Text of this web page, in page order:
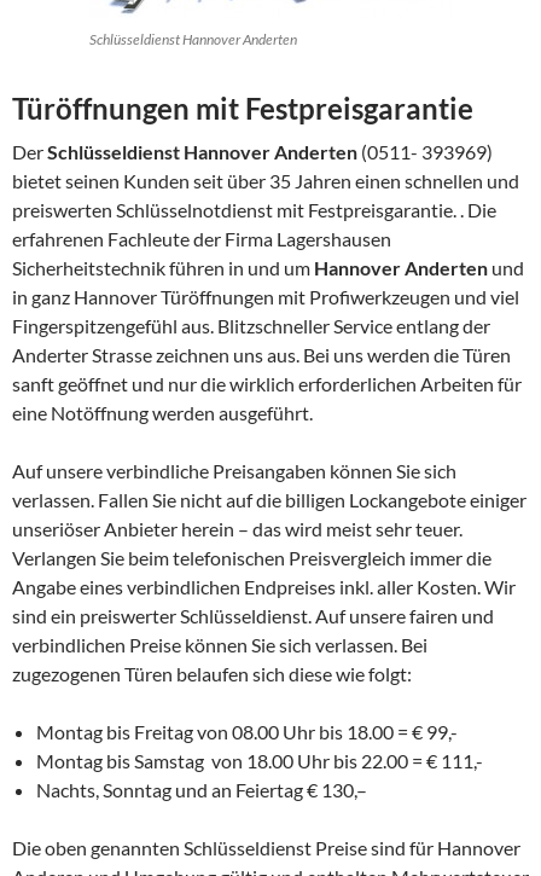
Schlüsseldienst Hannover Anderten
Türöffnungen mit Festpreisgarantie
DerSchlüsseldienst Hannover Anderten (0511- 393969)
bietet seinen Kunden seit über 35 Jahren einen schnellen und
preiswerten Schlüsselnotdienst mit Festpreisgarantie. . Die
erfahrenen Fachleute der Firma Lagershausen
Sicherheitstechnik führen in und um Hannover Anderten und
in ganz Hannover Türöffnungen mit Profiwerkzeugen und viel
Fingerspitzengefühl aus. Blitzschneller Service entlang der
Anderter Strasse zeichnen uns aus. Bei uns werden die Türen
sanft geöffnet und nur die wirklich erforderlichen Arbeiten für
eine Notöffnung werden ausgeführt.
Auf unsere verbindliche Preisangaben können Sie sich
verlassen. Fallen Sie nicht auf die billigen Lockangebote einiger
unseriöser Anbieter herein – das wird meist sehr teuer.
Verlangen Sie beim telefonischen Preisvergleich immer die
Angabe eines verbindlichen Endpreises inkl. aller Kosten. Wir
sind ein preiswerter Schlüsseldienst. Auf unsere fairen und
verbindlichen Preise können Sie sich verlassen. Bei
zugezogenen Türen belaufen sich diese wie folgt:
Montag bis Freitag von 08.00 Uhr bis 18.00 = € 99,-
Montag bis Samstag von 18.00 Uhr bis 22.00 = € 111,-
Nachts, Sonntag und an Feiertag € 130,–
Die oben genannten Schlüsseldienst Preise sind für Hannover